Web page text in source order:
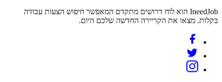
IneedJob הוא לוח דרושים מתקדם המאפשר חיפוש הצעות עבודה
בקלות. מצאו את הקריירה החדשה שלכם היום.